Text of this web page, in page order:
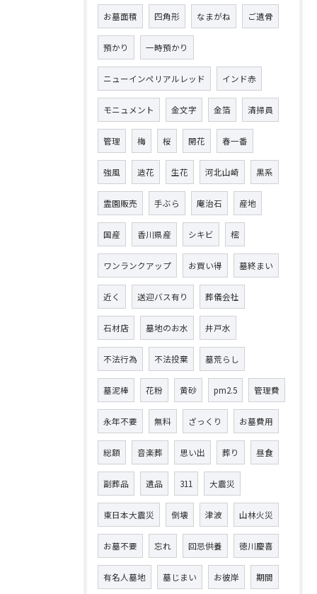
お墓面積 四角形 なまがね ご遺骨
預かり 一時預かり
ニューインペリアルレッド インド赤
モニュメント 金文字 金箔 清掃員
管理 梅 桜 開花 春一番
強風 造花 生花 河北山崎 黒系
霊園販売 手ぶら 庵治石 産地
国産 香川県産 シキビ 樒
ワンランクアップ お買い得 墓終まい
近く 送迎バス有り 葬儀会社
石材店 墓地のお水 井戸水
不法行為 不法投棄 墓荒らし
墓泥棒 花粉 黄砂 pm2.5 管理費
永年不要 無料 ざっくり お墓費用
総額 音楽葬 思い出 葬り 昼食
副葬品 遺品 311 大震災
東日本大震災 倒壊 津波 山林火災
お墓不要 忘れ 回忌供養 徳川慶喜
有名人墓地 墓じまい お彼岸 期間